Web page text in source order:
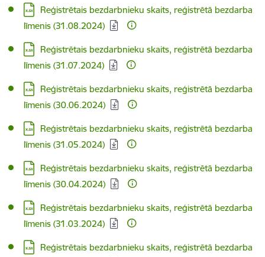
Lejupielādēt:
Reģistrētais bezdarbnieku skaits, reģistrētā bezdarba
līmenis (31.08.2024)
Lejupielādēt:
Reģistrētais bezdarbnieku skaits, reģistrētā bezdarba
līmenis (31.07.2024)
Lejupielādēt:
Reģistrētais bezdarbnieku skaits, reģistrētā bezdarba
līmenis (30.06.2024)
Lejupielādēt:
Reģistrētais bezdarbnieku skaits, reģistrētā bezdarba
līmenis (31.05.2024)
Lejupielādēt:
Reģistrētais bezdarbnieku skaits, reģistrētā bezdarba
līmenis (30.04.2024)
Lejupielādēt:
Reģistrētais bezdarbnieku skaits, reģistrētā bezdarba
līmenis (31.03.2024)
Lejupielādēt:
Reģistrētais bezdarbnieku skaits, reģistrētā bezdarba